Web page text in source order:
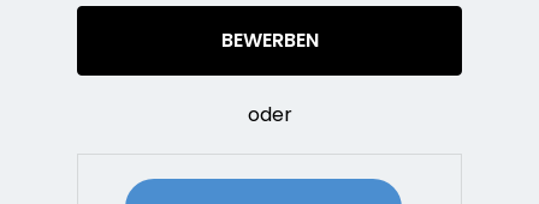
BEWERBEN
oder